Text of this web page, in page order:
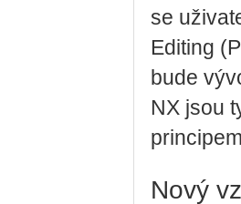
se
Editing
bude
NX jsou
Nový